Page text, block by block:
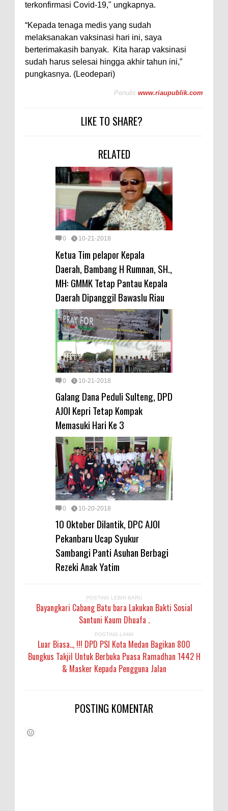
terkonfirmasi Covid-19," ungkapnya.
“Kepada tenaga medis yang sudah
melaksanakan vaksinasi hari ini, saya
berterimakasih banyak. Kita harap vaksinasi
sudah harus selesai hingga akhir tahun ini,”
pungkasnya. (Leodepari)
Penulis www.riaupublik.com
LIKE TO SHARE?
RELATED
0 10-21-2018
Ketua Tim pelapor Kepala
Daerah, Bambang H Rumnan, SH.,
MH: GMMK Tetap Pantau Kepala
Daerah Dipanggil Bawaslu Riau
0 10-21-2018
Galang Dana Peduli Sulteng, DPD
AJOI Kepri Tetap Kompak
Memasuki Hari Ke 3
0 10-20-2018
10 Oktober Dilantik, DPC AJOI
Pekanbaru Ucap Syukur
Sambangi Panti Asuhan Berbagi
Rezeki Anak Yatim
POSTING LEBIH BARU
Bayangkari Cabang Batu bara Lakukan Bakti Sosial
Santuni Kaum Dhuafa .
POSTING LAMA
Luar Biasa.., !!! DPD PSI Kota Medan Bagikan 800
Bungkus Takjil Untuk Berbuka Puasa Ramadhan 1442 H
& Masker Kepada Pengguna Jalan
POSTING KOMENTAR